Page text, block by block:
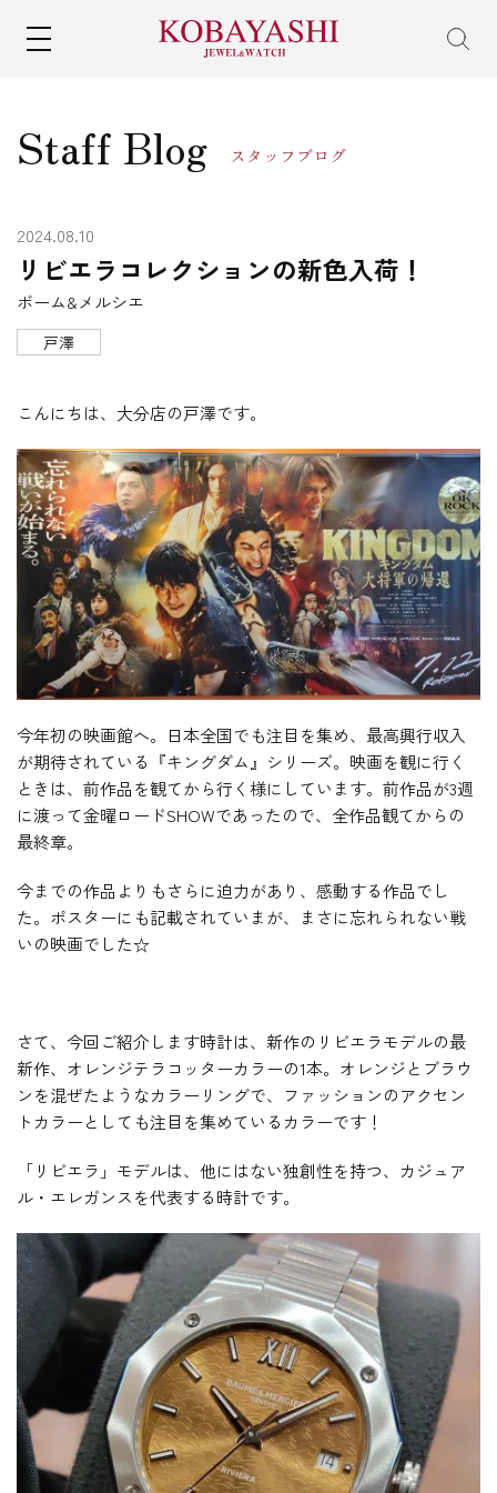
Staff Blog スタッフブログ
2024.08.10
リビエラコレクションの新色入荷！
ボーム&メルシエ
戸澤
こんにちは、大分店の戸澤です。
今年初の映画館へ。日本全国でも注目を集め、最高興行収入
が期待されている『キングダム』シリーズ。映画を観に行く
ときは、前作品を観てから行く様にしています。前作品が3週
に渡って金曜ロードSHOWであったので、全作品観てからの
最終章。
今までの作品よりもさらに迫力があり、感動する作品でし
た。ポスターにも記載されていまが、まさに忘れられない戦
いの映画でした☆
さて、今回ご紹介します時計は、新作のリビエラモデルの最
新作、オレンジテラコッターカラーの1本。オレンジとブラウ
ンを混ぜたようなカラーリングで、ファッションのアクセン
トカラーとしても注目を集めているカラーです！
「リビエラ」モデルは、他にはない独創性を持つ、カジュア
ル・エレガンスを代表する時計です。